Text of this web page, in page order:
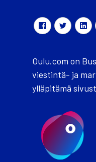
Oulu.com on
viestintä- ja
ylläpitämä